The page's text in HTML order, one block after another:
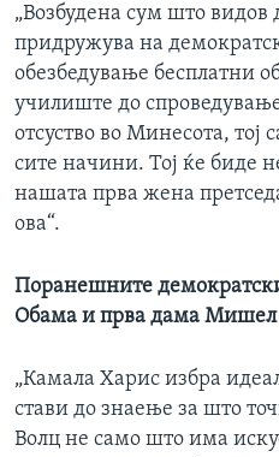
„Возбудена сум што видов
придружува на
обезбедување бесплатни
училиште до
отсуство во Минесота, тој
сите начини. Тој ќе биде
нашата прва жена
ова“.
Поранешните
Обама и прва дама
„Камала Харис избра
стави до знаење за што
Волц не само што има